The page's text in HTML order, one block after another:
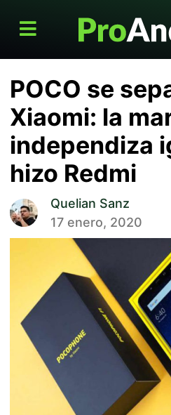
POCO se
Xiaomi: la
independiza
hizo Redmi
Quelian Sanz
17 enero, 2020